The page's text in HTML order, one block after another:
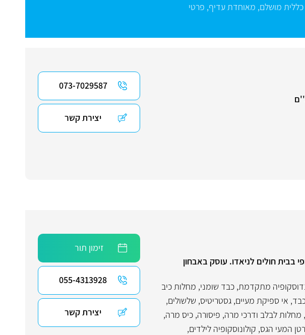
כללית מושלם, מאוחדת עדיף, פרטי
073-7029587
יצירת קשר
בבית חולים לניאדו. עוסק באבחון
מתקדמת, כבד שומני, מחלות כיב
, אי ספיקת מעיים, גסטריטיס, שלשולים,
, מחלות לבלב ודרכי מרה, פיסורה, כיס מרה,
המעי הגס, קולונוסקופיה לילדים,
זימון תור
055-4313928
יצירת קשר